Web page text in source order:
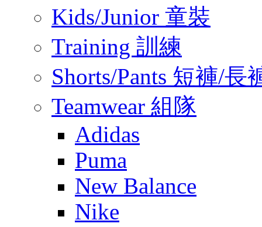
Kids/Junior 童裝
Training 訓練
Shorts/Pants 短褲/長
Teamwear 組隊
Adidas
Puma
New Balance
Nike